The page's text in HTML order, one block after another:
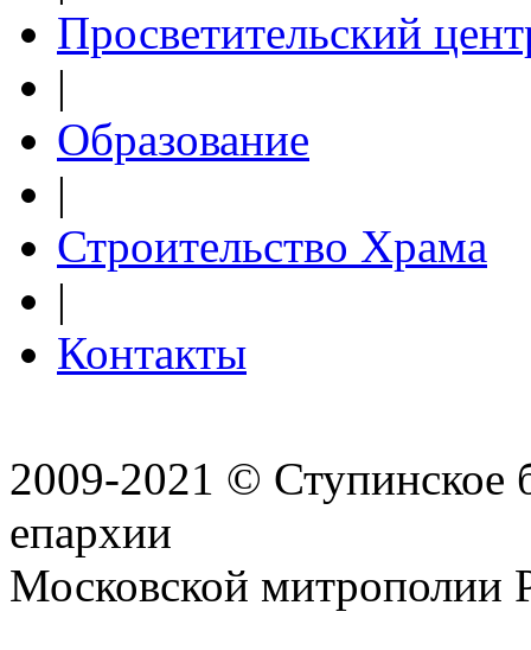
Просветительский
|
Образование
|
Строительство Храма
|
Контакты
2009-2021 © Ступинское
епархии
Московской митрополии